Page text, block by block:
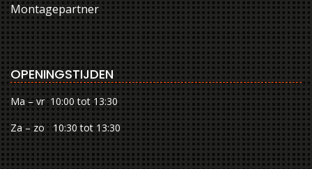
Montagepartner
OPENINGSTIJDEN
Ma – vr 10:00 tot 13:30
Za – zo 10:30 tot 13:30